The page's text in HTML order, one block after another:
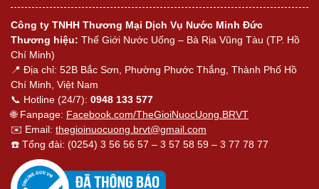
Công ty TNHH Thương Mại Dịch Vụ Nước Minh Đức
Thương hiệu: Thế Giới Nước Uống – Bà Rịa Vũng Tàu (TP. Hồ
Chí Minh)
📍 Địa chỉ: 52B Bắc Sơn, Phường Phước Thắng, Thành Phố Hồ
Chí Minh, Việt Nam
📞 Hotline (24/7): 0948 133 577
🌐 Fanpage: Facebook.com/TheGioiNuocUong.BRVT
✉️ Email: thegioinuocuong.brvt@gmail.com
☎️ Tổng đài: (0254) 3 56 56 57 – 3 57 58 59 – 3 77 78 77